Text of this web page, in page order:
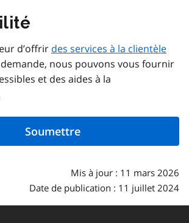
d’offrir des services à la clientèle
demande, nous pouvons vous fournir
et des aides à la
Mis à jour : 11 mars 2026
Date de publication : 11 juillet 2024